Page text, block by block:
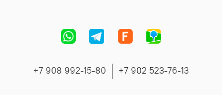
Cтоимость сборки формируется в зависимости от
адреса, вида и количества мебели.
время согласования заказа.
+7 908 992-15-80 +7 902 523-76-13